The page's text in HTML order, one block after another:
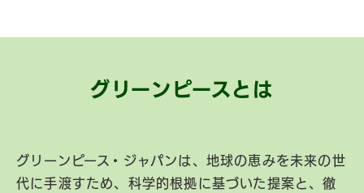
グリーンピースとは
グリーンピース・ジャパンは、地球の恵みを未来の世
代に手渡すため、科学的根拠に基づいた提案と、徹